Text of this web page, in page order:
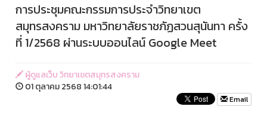
การประชุมคณะกรรมการประจำวิทยาเขต
สมุทรสงคราม มหาวิทยาลัยราชภัฏสวนสุนันทา ครั้ง
ที่ 1/2568 ผ่านระบบออนไลน์ Google Meet
ผู้ดูแลเว็บ วิทยาเขตสมุทรสงคราม
01 ตุลาคม 2568 14:01:44
Email